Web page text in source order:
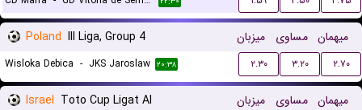
Poland III Liga, Group 4 میزبان مساوی میهمان
Wisloka Debica - JKS Jaroslaw ۲۰:۳۸ ۲.۳۰ ۳.۲۰ ۲.۷۰
Israel Toto Cup Ligat Al میزبان مساوی میهمان